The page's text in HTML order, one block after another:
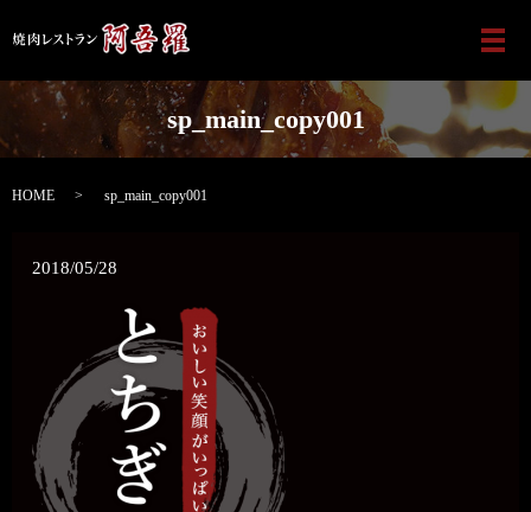
メ
sp_main_copy001
HOME sp_main_copy001
2018/05/28